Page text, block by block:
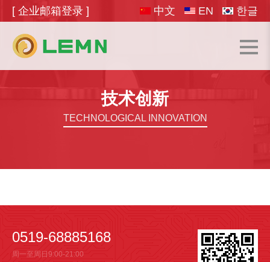
中文 EN 한글
[ 企业邮箱登录 ]
技术创新
TECHNOLOGICAL INNOVATION
0519-68885168
周一至周日9:00-21:00